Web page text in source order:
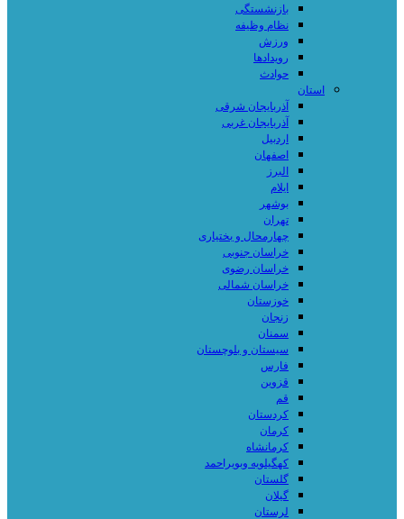
بازنشستگی
نظام وظیفه
ورزش
رویدادها
حوادث
استان
آذربایجان شرقی
آذربایجان غربی
اردبیل
اصفهان
البرز
ایلام
بوشهر
تهران
چهارمحال و بختیاری
خراسان جنوبی
خراسان رضوی
خراسان شمالی
خوزستان
زنجان
سمنان
سیستان و بلوچستان
فارس
قزوین
قم
کردستان
کرمان
کرمانشاه
کهگیلویه وبویراحمد
گلستان
گیلان
لرستان